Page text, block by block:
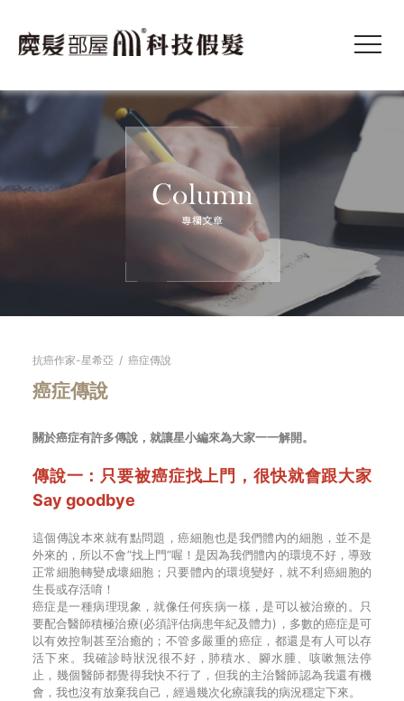
抗癌作家-星希亞 / 癌症傳說
癌症傳說
關於癌症有許多傳說，就讓星小編來為大家一一解開。
傳說一：只要被癌症找上門，很快就會跟大家
Say goodbye
這個傳說本來就有點問題，癌細胞也是我們體內的細胞，並不是
外來的，所以不會”找上門”喔！是因為我們體內的環境不好，導致
正常細胞轉變成壞細胞；只要體內的環境變好，就不利癌細胞的
生長或存活唷！
癌症是一種病理現象，就像任何疾病一樣，是可以被治療的。只
要配合醫師積極治療(必須評估病患年紀及體力)，多數的癌症是可
以有效控制甚至治癒的；不管多嚴重的癌症，都還是有人可以存
活下來。我確診時狀況很不好，肺積水、腳水腫、咳嗽無法停
止，幾個醫師都覺得我快不行了，但我的主治醫師認為我還有機
會，我也沒有放棄我自己，經過幾次化療讓我的病況穩定下來。